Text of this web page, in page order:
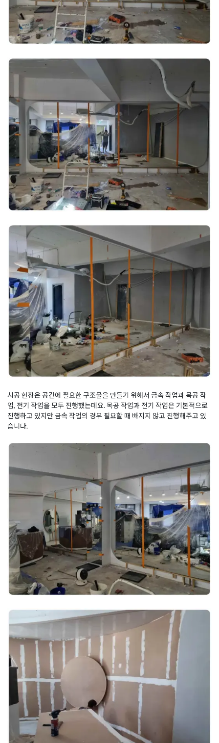
시공 현장은 공간에 필요한 구조물을 만들기 위해서 금속 작업과 목공 작
업, 전기 작업을 모두 진행했는데요. 목공 작업과 전기 작업은 기본적으로
진행하고 있지만 금속 작업의 경우 필요할 때 빠지지 않고 진행해주고 있
습니다.